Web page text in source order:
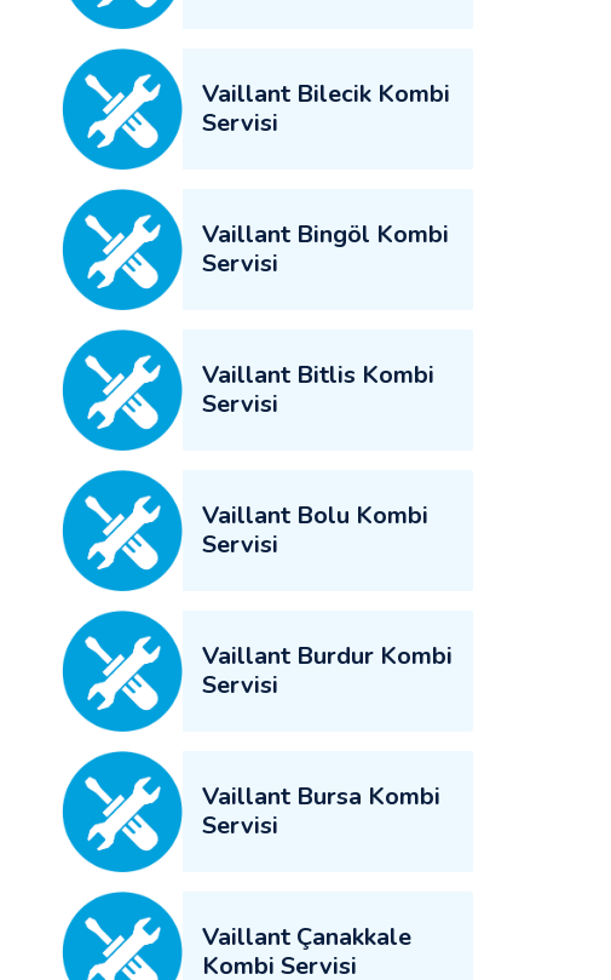
Vaillant Bilecik Kombi
Servisi
Vaillant Bingöl Kombi
Servisi
Vaillant Bitlis Kombi
Servisi
Vaillant Bolu Kombi
Servisi
Vaillant Burdur Kombi
Servisi
Vaillant Bursa Kombi
Servisi
Vaillant Çanakkale
Kombi Servisi